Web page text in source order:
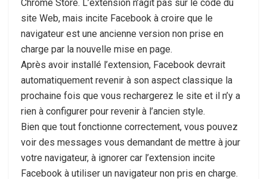
Chrome Store. L’extension n’agit pas sur le code du
site Web, mais incite Facebook à croire que le
navigateur est une ancienne version non prise en
charge par la nouvelle mise en page.
Après avoir installé l’extension, Facebook devrait
automatiquement revenir à son aspect classique la
prochaine fois que vous rechargerez le site et il n’y a
rien à configurer pour revenir à l’ancien style.
Bien que tout fonctionne correctement, vous pouvez
voir des messages vous demandant de mettre à jour
votre navigateur, à ignorer car l’extension incite
Facebook à utiliser un navigateur non pris en charge.